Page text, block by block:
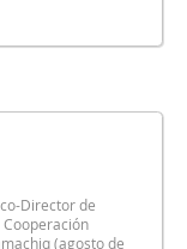
Director de
Cooperación
(agosto de